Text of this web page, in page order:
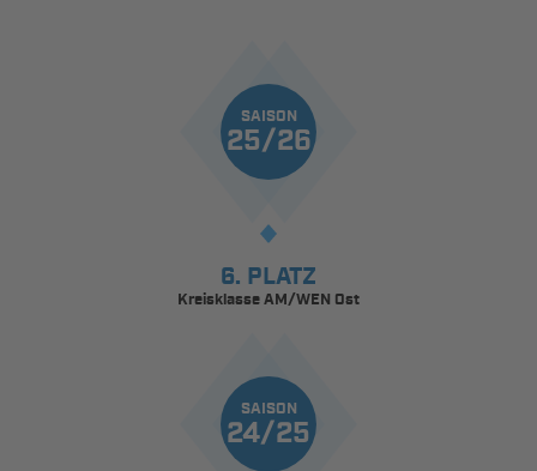
SAISON
25/26
6. PLATZ
Kreisklasse AM/WEN Ost
SAISON
24/25